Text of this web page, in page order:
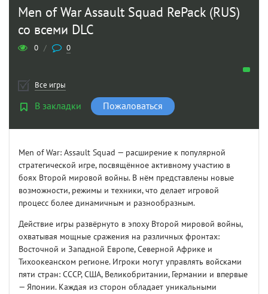
Men of War Assault Squad RePack (RUS)
со всеми DLC
0 / 0
Все игры
В закладки Пожаловаться
Men of War: Assault Squad — расширение к популярной
стратегической игре, посвящённое активному участию в
боях Второй мировой войны. В нём представлены новые
возможности, режимы и техники, что делает игровой
процесс более динамичным и разнообразным.
Действие игры развёрнуто в эпоху Второй мировой войны,
охватывая мощные сражения на различных фронтах:
Восточной и Западной Европе, Северной Африке и
Тихоокеанском регионе. Игроки могут управлять войсками
пяти стран: СССР, США, Великобритании, Германии и впервые
— Японии. Каждая из сторон обладает уникальными